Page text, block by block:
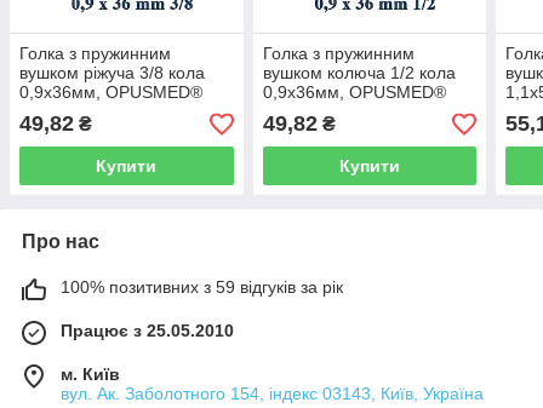
Голка з пружинним
вушком ріжуча 3/8 кола
0,9х36мм, OPUSMED®
(Игла хирургическая с
пружинным ушком)
49,82 ₴
Купити
Голка з пружинним
вушком колюча 1/2 кола
0,9х36мм, OPUSMED®
(Игла хирургическая с
пружинным ушком)
49,82₴
Купити
Про нас
100% позитивних з 59 відгуків за рік
Працює з 25.05.2010
м. Київ
вул. Ак. Заболотного 154, індекс 03143, Київ, Україна